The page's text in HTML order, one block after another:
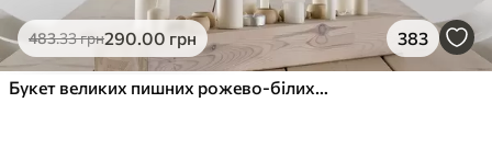
483.33грн290.00 грн 383
Букет великих пишних рожево-білих квітів півонії із зеленим листям на м’якому розмитому фоні